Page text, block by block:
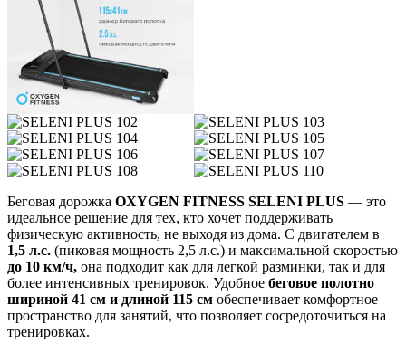
Беговая дорожка OXYGEN FITNESS SELENI PLUS — это
идеальное решение для тех, кто хочет поддерживать
физическую активность, не выходя из дома. С двигателем в
1,5 л.с. (пиковая мощность 2,5 л.с.) и максимальной скоростью
до 10 км/ч, она подходит как для легкой разминки, так и для
более интенсивных тренировок. Удобное беговое полотно
шириной 41 см и длиной 115 см обеспечивает комфортное
пространство для занятий, что позволяет сосредоточиться на
тренировках.